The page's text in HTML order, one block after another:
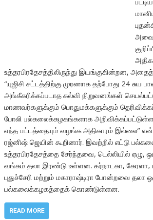
அவை
உத்தரபிரதேசத்திலிருந்து இயங்குகின்றன,
“யுஜிசி சட்டத்திற்கு முரணாக தற்போது 24 சுய
அங்கீகரிக்கப்படாத கல்வி நிறுவனங்கள்
மாணவர்களுக்கும் பொதுமக்களுக்கும்
போலி பல்கலைக்கழகங்களாக
எந்த பட்டத்தையும் வழங்க அதிகாரம் இல்லை”
ரஜ்னிஷ் ஜெயின் கூறினார். இவற்றில் எட்டு
உத்தரபிரதேசத்தை சேர்ந்தவை, டெல்லியில் ஏழு,
வங்கம் தலா இரண்டு உள்ளன. கர்நாடகா, கேரளா,
புதுச்சேரி மற்றும் மகாராஷ்டிரா போன்றவை தலா
பல்கலைக்கழகத்தைக் கொண்டுள்ளன.
READ MORE